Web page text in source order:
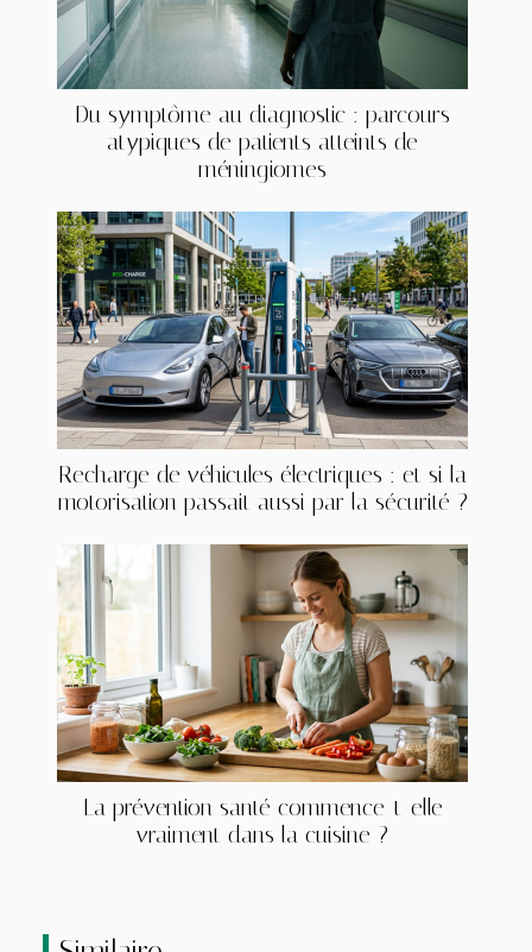
Du symptôme au diagnostic : parcours
atypiques de patients atteints de
méningiomes
Recharge de véhicules électriques : et si la
motorisation passait aussi par la sécurité ?
La prévention santé commence-t-elle
vraiment dans la cuisine ?